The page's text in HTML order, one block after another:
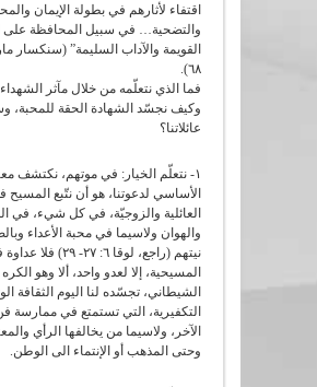
اقتفاء لأثارهم في بطولة الإيمان
والتضحية… في سبيل المحافظة على
القويمة والآداب السليمة” (سنكسار
٦٨).
فما الذي نتعلّمه من خلال مآثر
وكيف نجسّد الشهادة الحقة للمحبة،
عائلاتنا؟
١- نتعلّم الخيار: في موتهم، نكتشف
الأساسي لدعوتنا، هو أن نتّبع المسيح
العائلية والزوجيّة، في كل شيء، في
والهوان ولاسيما في محبة الأعداء
نيتهم (راجع، لوقا ٦: ٢٧- ٢٩) فلا
المسيحية، إلا لعدو واحد، ألا وهو الكره
الشيطاني، تجسّده لنا اليوم الثقافة
التكفيرية، التي تستمتع في ممارسة
الآخر، ولاسيما من يخالفها الرأي
وحتى المذهب أو الإنتماء الى الوطن.